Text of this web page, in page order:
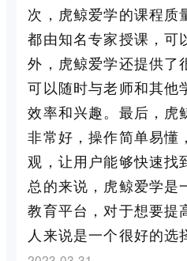
次，虎鲸爱学的课程质
都由知名专家授课，可
外，虎鲸爱学还提供了
可以随时与老师和其他
效率和兴趣。最后，虎
非常好，操作简单易懂
观，让用户能够快速找
总的来说，虎鲸爱学是
教育平台，对于想要提
人来说是一个很好的选